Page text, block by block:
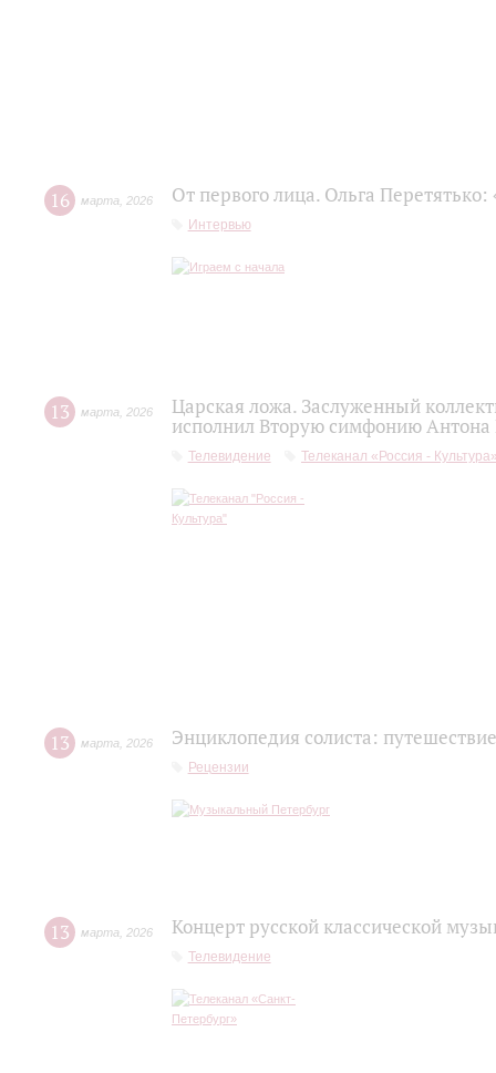
16 марта 2026 От первого лица. Ольга Перетятько:
Интервью
13 марта 2026
Царская ложа. Заслуженный
исполнил Вторую симфонию Антона
Телевидение Телеканал «Россия -
13 марта 2026 Энциклопедия солиста:
Рецензии
13 марта 2026 Концерт русской классической
Телевидение